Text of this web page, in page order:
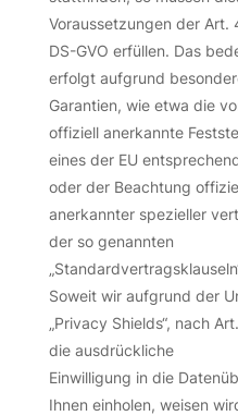
Voraussetzungen der Art.
DS-GVO erfüllen. Das
erfolgt aufgrund
Garantien, wie etwa die
offiziell anerkannte
eines der EU
oder der Beachtung
anerkannter spezieller
der so genannten
Soweit wir aufgrund der
„Privacy Shields“, nach
die ausdrückliche
Einwilligung in die
Ihnen einholen, weisen